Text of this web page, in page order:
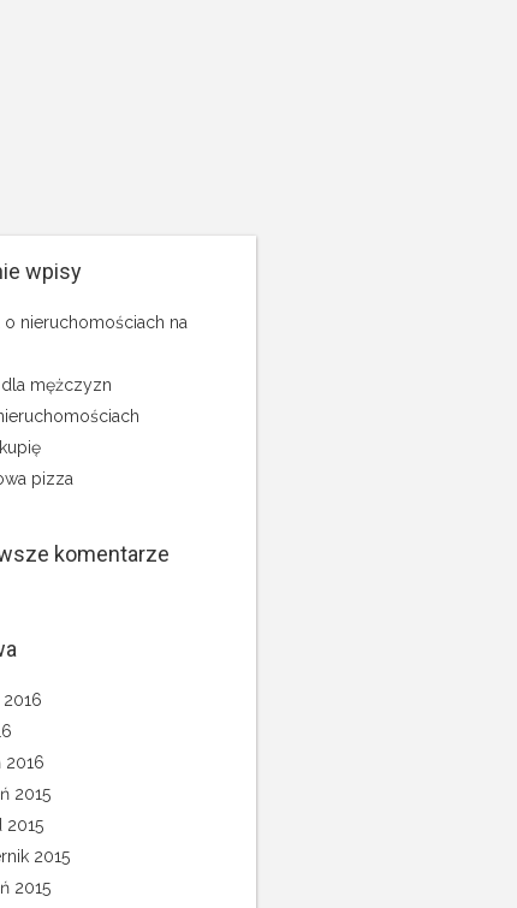
wpisy
nieruchomościach na
mężczyzn
pizza
komentarze
2016
2015
2015
2015
2015